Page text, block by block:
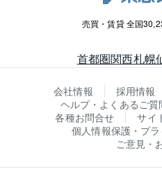
売買・賃貸 全国
首都圏関西札幌
会社情報 採用情報
ヘルプ・よくあるご質
各種お問合せ
サイ
個人情報保護・プ
ご意見・